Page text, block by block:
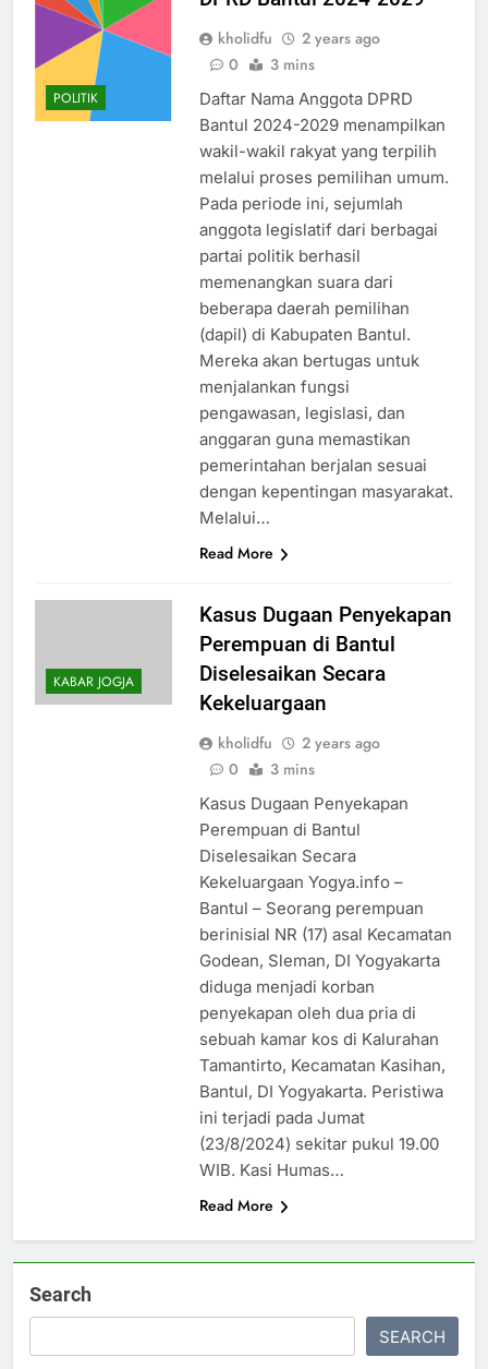
POLITIK
kholidfu
2 years ago
0
3 mins
Daftar Nama Anggota DPRD
Bantul 2024-2029 menampilkan
wakil-wakil rakyat yang terpilih
melalui proses pemilihan umum.
Pada periode ini, sejumlah
anggota legislatif dari berbagai
partai politik berhasil
memenangkan suara dari
beberapa daerah pemilihan
(dapil) di Kabupaten Bantul.
Mereka akan bertugas untuk
menjalankan fungsi
pengawasan, legislasi, dan
anggaran guna memastikan
pemerintahan berjalan sesuai
dengan kepentingan masyarakat.
Melalui…
Read More
KABAR JOGJA
Kasus Dugaan Penyekapan
Perempuan di Bantul
Diselesaikan Secara
Kekeluargaan
kholidfu
2 years ago
0
3 mins
Kasus Dugaan Penyekapan
Perempuan di Bantul
Diselesaikan Secara
Kekeluargaan Yogya.info –
Bantul – Seorang perempuan
berinisial NR (17) asal Kecamatan
Godean, Sleman, DI Yogyakarta
diduga menjadi korban
penyekapan oleh dua pria di
sebuah kamar kos di Kalurahan
Tamantirto, Kecamatan Kasihan,
Bantul, DI Yogyakarta. Peristiwa
ini terjadi pada Jumat
(23/8/2024) sekitar pukul 19.00
WIB. Kasi Humas…
Read More
Search
SEARCH